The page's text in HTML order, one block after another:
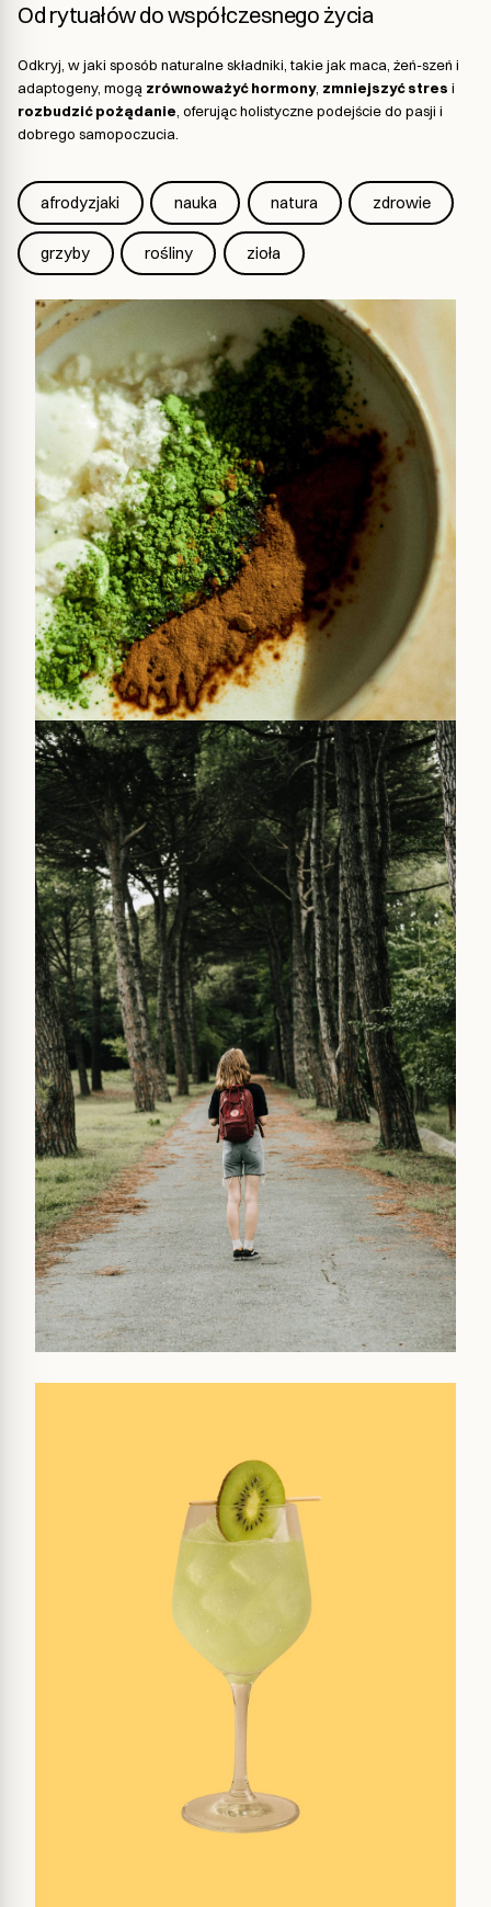
Od rytuałów do współczesnego życia
Odkryj, w jaki sposób naturalne składniki, takie jak maca, żeń-szeń i
adaptogeny, mogą zrównoważyć hormony, zmniejszyć stres i
rozbudzić pożądanie , oferując holistyczne podejście do pasji i
dobrego samopoczucia.
afrodyzjaki nauka natura zdrowie
grzyby rośliny zioła